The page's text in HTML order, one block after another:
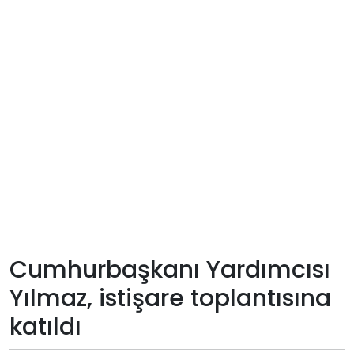
Künye
Giriş
Yap
Cumhurbaşkanı Yardımcısı
Yılmaz, istişare toplantısına
katıldı